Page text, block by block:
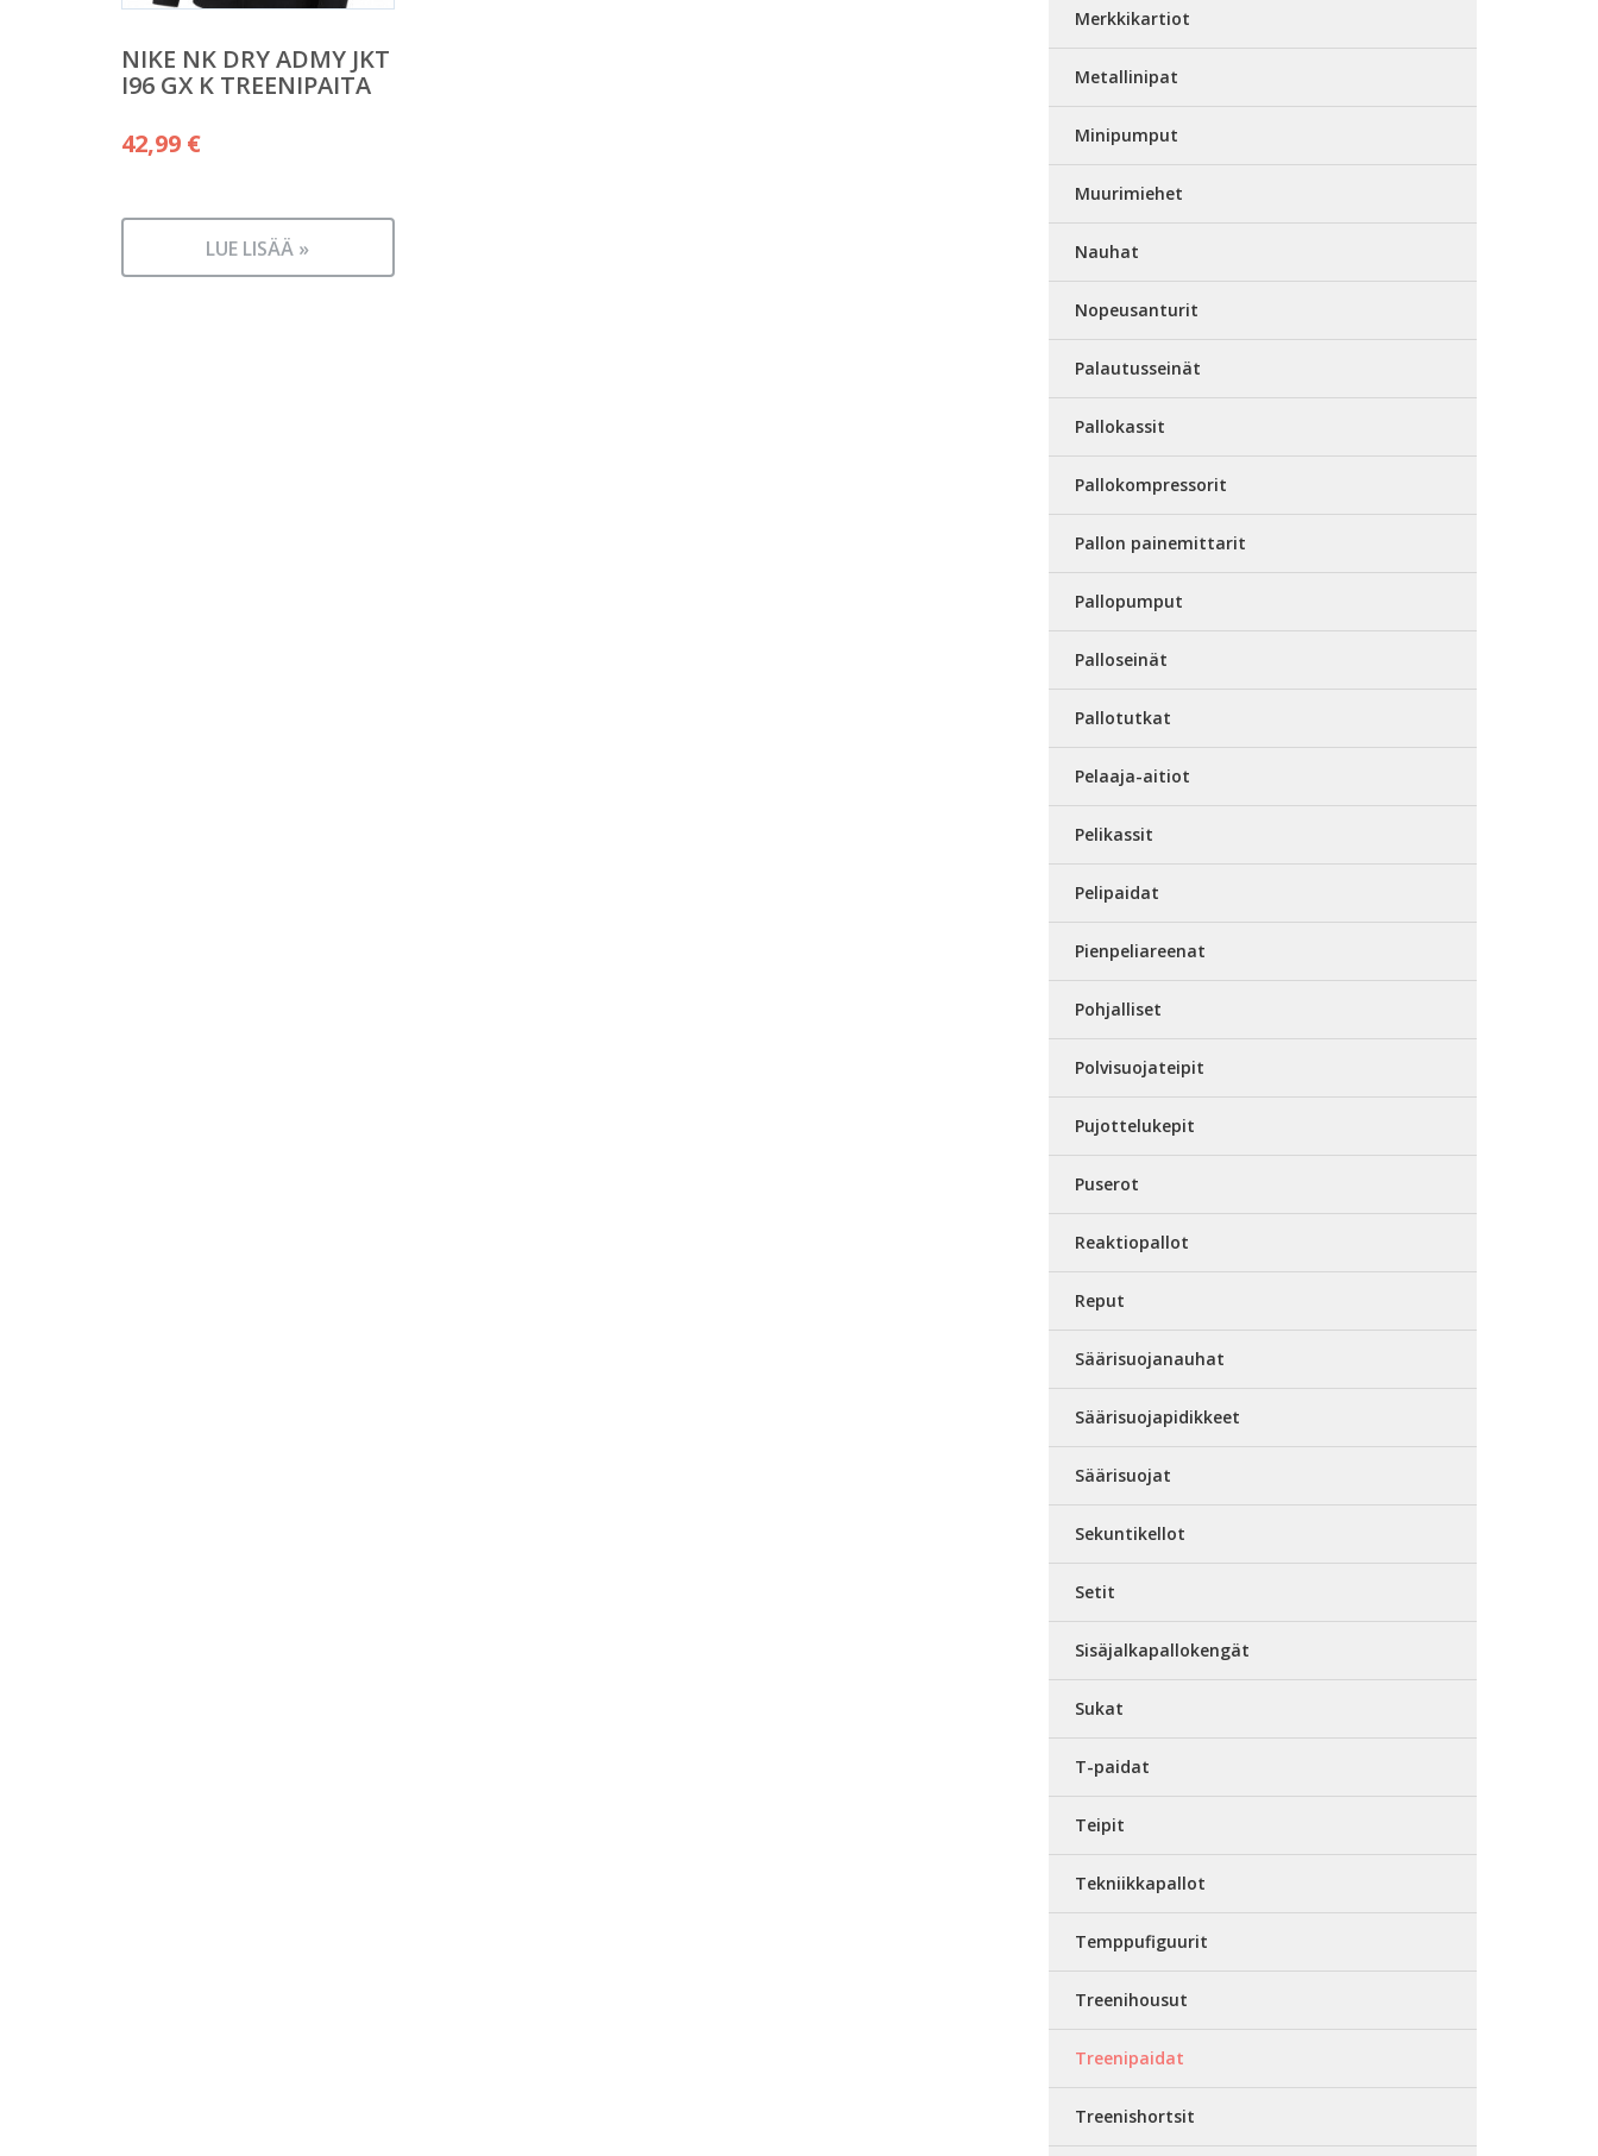
NIKE NK DRY ADMY JKT
I96 GX K TREENIPAITA
42,99 €
LUE LISÄÄ »
Merkkikartiot
Metallinipat
Minipumput
Muurimiehet
Nauhat
Nopeusanturit
Palautusseinät
Pallokassit
Pallokompressorit
Pallon painemittarit
Pallopumput
Palloseinät
Pallotutkat
Pelaaja-aitiot
Pelikassit
Pelipaidat
Pienpeliareenat
Pohjalliset
Polvisuojateipit
Pujottelukepit
Puserot
Reaktiopallot
Reput
Säärisuojanauhat
Säärisuojapidikkeet
Säärisuojat
Sekuntikellot
Setit
Sisäjalkapallokengät
Sukat
T-paidat
Teipit
Tekniikkapallot
Temppufiguurit
Treenihousut
Treenipaidat
Treenishortsit